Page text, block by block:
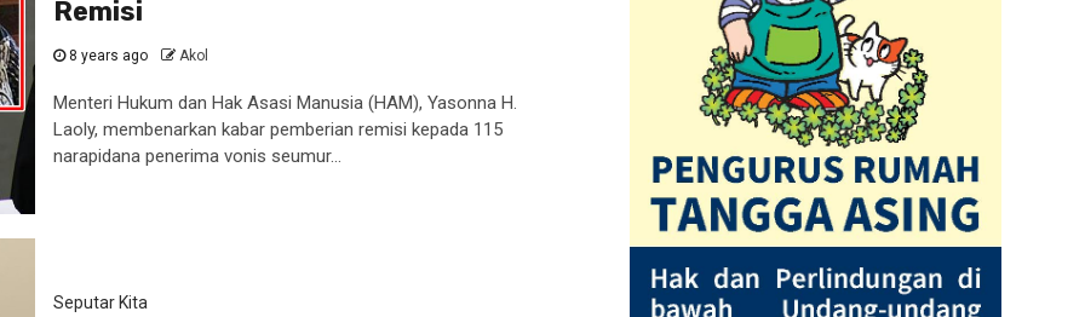
Remisi
8 years ago Akol
Menteri Hukum dan Hak Asasi Manusia (HAM), Yasonna H.
Laoly, membenarkan kabar pemberian remisi kepada 115
narapidana penerima vonis seumur...
Seputar Kita